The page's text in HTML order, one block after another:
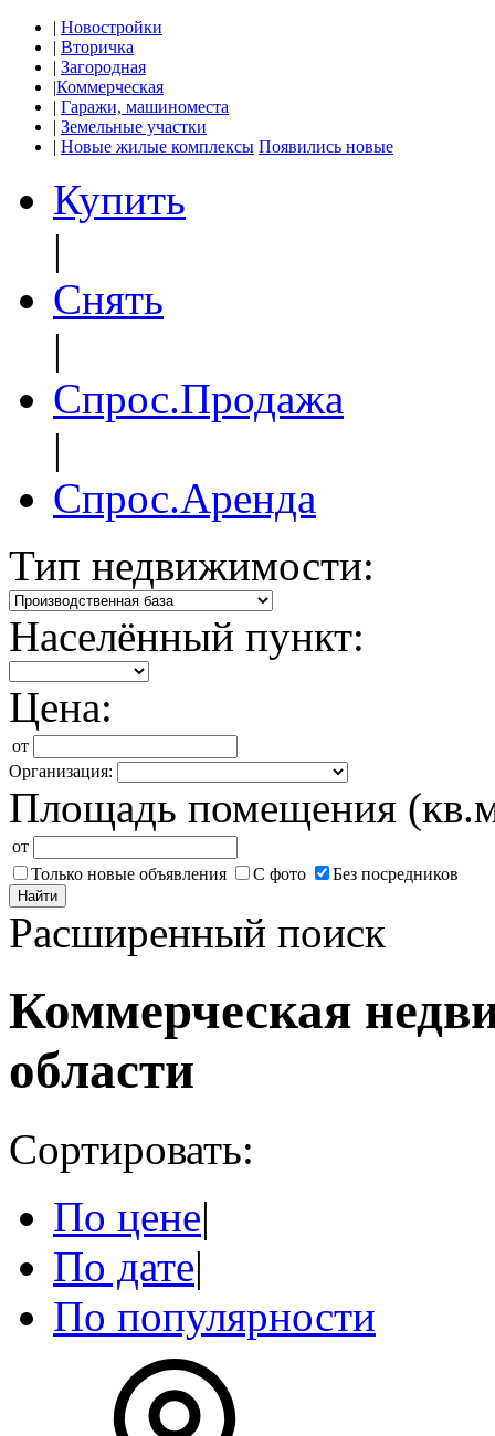
| Новостройки
| Вторичка
| Загородная
|Коммерческая
| Гаражи, машиноместа
| Земельные участки
| Новые жилые комплексы Появились новые
Купить
|
Снять
|
Спрос.Продажа
|
Спрос.Аренда
Тип недвижимости:
Населённый пункт:
Цена:
от
Организация:
Площадь помещения
от
Только новые объявления
С фото Без посредников
Найти
Расширенный поиск
Коммерческая
области
Сортировать:
По цене|
По дате|
По популярности